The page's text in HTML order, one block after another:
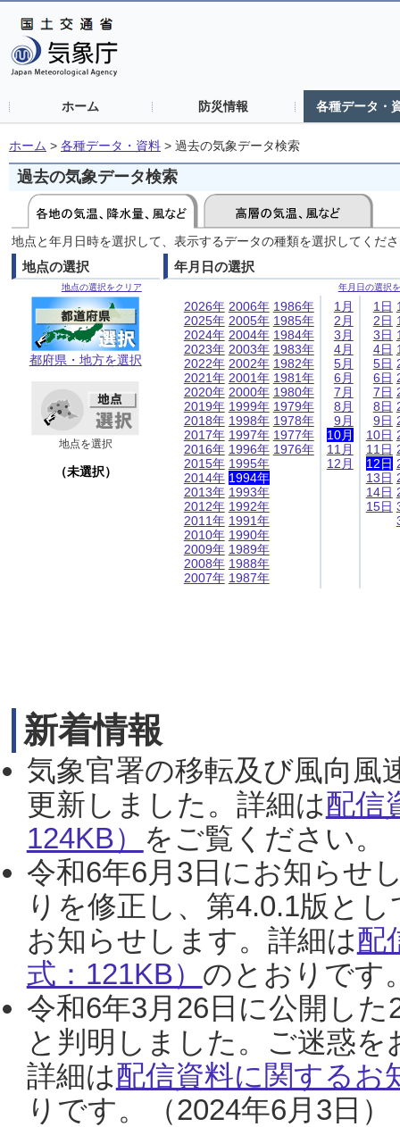
ホーム 防災情報 各種データ・
ホーム > 各種データ・資料 > 過去の気象データ検索
過去の気象データ検索
地点と年月日時を選択して、表示するデータの種類を選択してくだ
地点の選択
地点の選択をクリア
都府県・地方を選択
地点を選択
（未選択）
年月日の選択
年月日の選択
2026年
2025年
2024年
2023年
2022年
2021年
2020年
2019年
2018年
2017年
2016年
2015年
2014年
2013年
2012年
2011年
2010年
2009年
2008年
2007年
2006年
2005年
2004年
2003年
2002年
2001年
2000年
1999年
1998年
1997年
1996年
1995年
1994年
1993年
1992年
1991年
1990年
1989年
1988年
1987年
1986年
1985年
1984年
1983年
1982年
1981年
1980年
1979年
1978年
1977年
1976年
1月
2月
3月
4月
5月
6月
7月
8月
9月
10月
11月
12月
1日
2日
3日
4日
5日
6日
7日
8日
9日
10日
11日
12日
13日
14日
15日
新着情報
気象官署の移転及び風向風
更新しました。詳細は配信
124KB） をご覧ください。
令和6年6月3日にお知らせ
りを修正し、第4.0.1版と
お知らせします。詳細は配
式：121KB） のとおりです
令和6年3月26日に公開し
と判明しました。ご迷惑
詳細は配信資料に関するお
りです。（2024年6月3日）